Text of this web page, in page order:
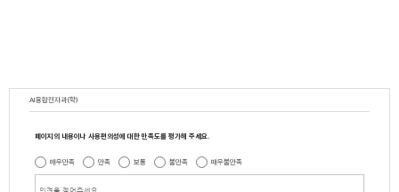
AI융합전자과(학)
페이지의 내용이나 사용편의성에 대한 만족도를 평가해 주세요.
매우만족 만족 보통 불만족 매우불만족